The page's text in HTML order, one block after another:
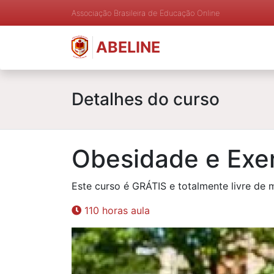
Associação Brasileira de Educação Online
ABELINE
Detalhes do curso
Obesidade e
Este curso é GRÁTIS e totalmente livre de
110 horas aula